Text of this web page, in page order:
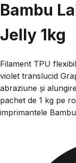
Bambu
Jelly 1kg
Filament TPU
violet translucid
abraziune și
pachet de 1 kg pe
imprimantele